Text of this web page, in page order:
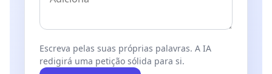
Escreva pelas suas próprias palavras. A IA
redigirá uma petição sólida para si.